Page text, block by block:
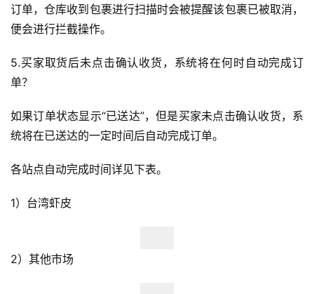
订单，仓库收到包裹进行扫描时会被提醒该包裹已被取消，
便会进行拦截操作。
5.买家取货后未点击确认收货，系统将在何时自动完成订
单？
如果订单状态显示“已送达”，但是买家未点击确认收货，系
统将在已送达的一定时间后自动完成订单。
各站点自动完成时间详见下表。
1）台湾虾皮
2）其他市场